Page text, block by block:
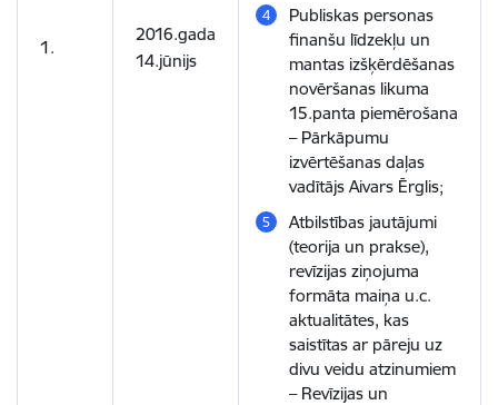
1.
2016.gada
14.jūnijs
Publiskas personas
finanšu līdzekļu un
mantas izšķērdēšanas
novēršanas likuma
15.panta piemērošana
– Pārkāpumu
izvērtēšanas daļas
vadītājs Aivars Ērglis;
Atbilstības jautājumi
(teorija un prakse),
revīzijas ziņojuma
formāta maiņa u.c.
aktualitātes, kas
saistītas ar pāreju uz
divu veidu atzinumiem
– Revīzijas un